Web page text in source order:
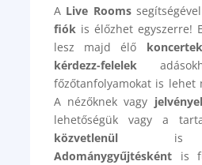
A Live Rooms
fiók is élőzhet egyszerre!
lesz majd élő
kérdezz-felelek
főzőtanfolyamokat is lehet
A nézőknek vagy
lehetőségük vagy a
közvetlenül is
Adománygyűjtésként is